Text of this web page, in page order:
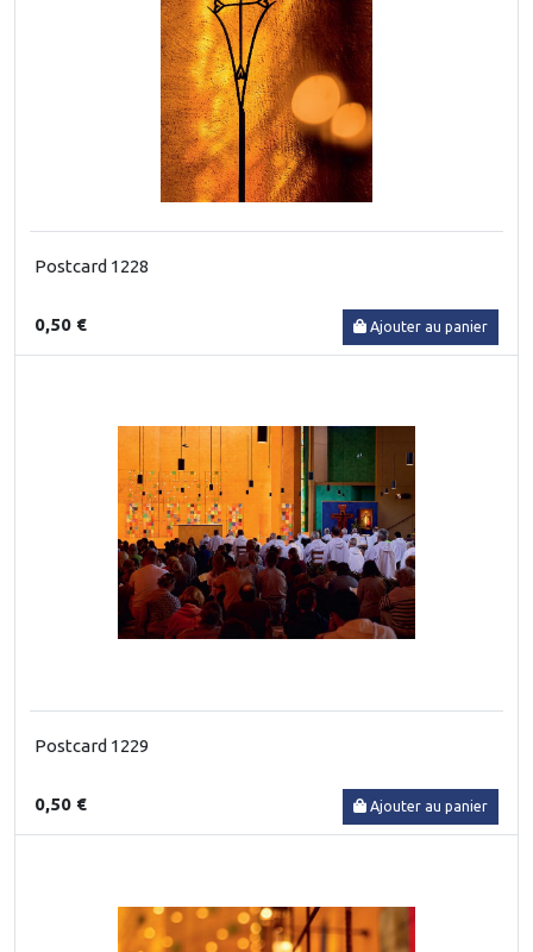
Postcard 1228
0,50 € Ajouter au panier
Postcard 1229
0,50 € Ajouter au panier